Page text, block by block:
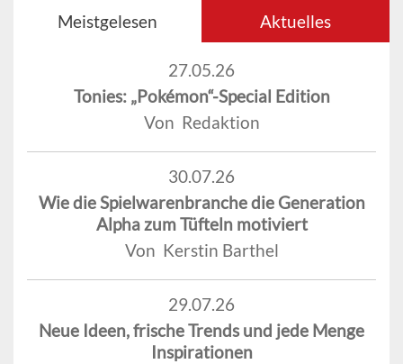
Meistgelesen Aktuelles
27.05.26
Tonies: „Pokémon“-Special Edition
Von Redaktion
30.07.26
Wie die Spielwarenbranche die Generation
Alpha zum Tüfteln motiviert
Von Kerstin Barthel
29.07.26
Neue Ideen, frische Trends und jede Menge
Inspirationen